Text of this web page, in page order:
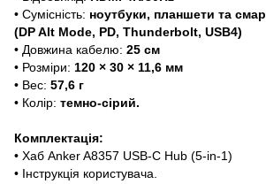
• Сумісність: ноутбуки, планшети та
(DP Alt Mode, PD, Thunderbolt, USB4)
• Довжина кабелю: 25 см
• Розміри: 120 × 30 × 11,6 мм
• Вес: 57,6 г
• Колір: темно-сірий.
Комплектація:
• Хаб Anker A8357 USB-C Hub (5-in-1)
• Інструкція користувача.